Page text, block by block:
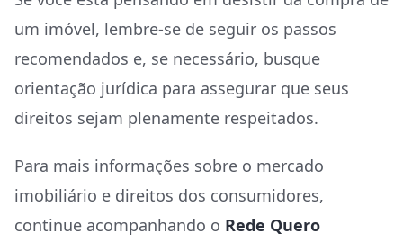
um imóvel, lembre-se de seguir os passos
recomendados e, se necessário, busque
orientação jurídica para assegurar que seus
direitos sejam plenamente respeitados.
Para mais informações sobre o mercado
imobiliário e direitos dos consumidores,
continue acompanhando o Rede Quero